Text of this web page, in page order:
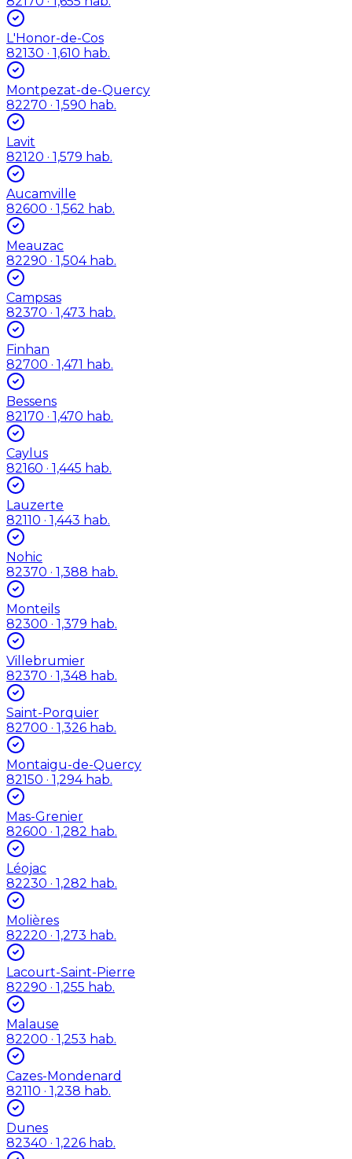
L'Honor-de-Cos
82130 · 1,610 hab.
Montpezat-de-Quercy
82270 · 1,590 hab.
Lavit
82120 · 1,579 hab.
Aucamville
82600 · 1,562 hab.
Meauzac
82290 · 1,504 hab.
Campsas
82370 · 1,473 hab.
Finhan
82700 · 1,471 hab.
Bessens
82170 · 1,470 hab.
Caylus
82160 · 1,445 hab.
Lauzerte
82110 · 1,443 hab.
Nohic
82370 · 1,388 hab.
Monteils
82300 · 1,379 hab.
Villebrumier
82370 · 1,348 hab.
Saint-Porquier
82700 · 1,326 hab.
Montaigu-de-Quercy
82150 · 1,294 hab.
Mas-Grenier
82600 · 1,282 hab.
Léojac
82230 · 1,282 hab.
Molières
82220 · 1,273 hab.
Lacourt-Saint-Pierre
82290 · 1,255 hab.
Malause
82200 · 1,253 hab.
Cazes-Mondenard
82110 · 1,238 hab.
Dunes
82340 · 1,226 hab.